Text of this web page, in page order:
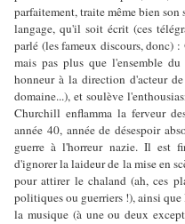
parfaitement, traite même bien
langage, qu'il soit écrit (ces
parlé (les fameux discours, donc) :
mais pas plus que l'ensemble
honneur à la direction d'acteur de
domaine...), et soulève
Churchill enflamma la ferveur
année 40, année de désespoir
guerre à l'horreur nazie. Il est
d'ignorer la laideur de la mise en
pour attirer le chaland (ah, ces
politiques ou guerriers !), ainsi
la musique (à une ou deux